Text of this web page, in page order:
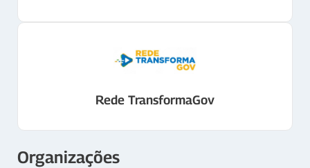
Rede TransformaGov
Organizações